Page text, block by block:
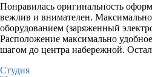
Понравилась оригинальность
вежлив и внимателен.
оборудованием (заряженный
Расположение максимально
шагом до центра набережной.
Студия